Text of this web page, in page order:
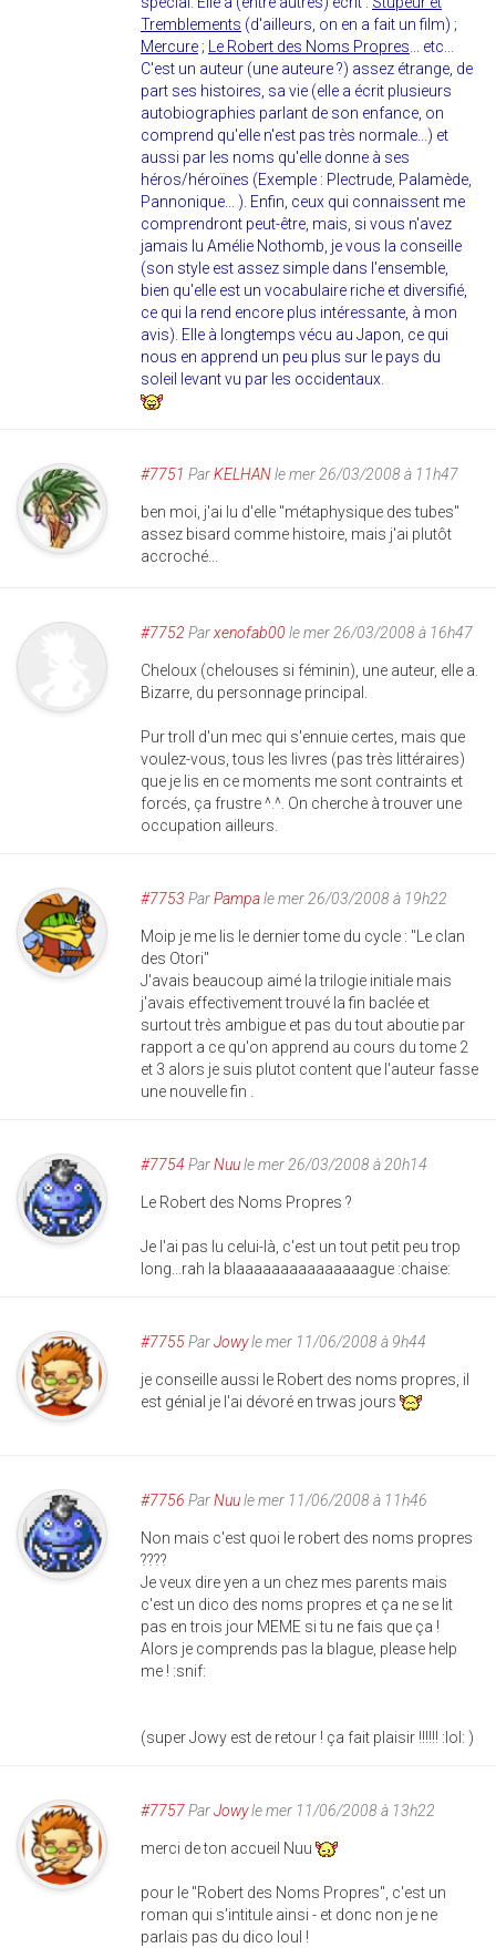
Tremblements (d'ailleurs, on en a fait un film) ;
Mercure ; Le Robert des Noms Propres ... etc...
C'est un auteur (une auteure ?) assez étrange, de
part ses histoires, sa vie (elle a écrit plusieurs
autobiographies parlant de son enfance, on
comprend qu'elle n'est pas très normale...) et
aussi par les noms qu'elle donne à ses
héros/héroïnes (Exemple : Plectrude, Palamède,
Pannonique... ). Enfin, ceux qui connaissent me
comprendront peut-être, mais, si vous n'avez
jamais lu Amélie Nothomb, je vous la conseille
(son style est assez simple dans l'ensemble,
bien qu'elle est un vocabulaire riche et diversifié,
ce qui la rend encore plus intéressante, à mon
avis). Elle à longtemps vécu au Japon, ce qui
nous en apprend un peu plus sur le pays du
soleil levant vu par les occidentaux.
#7751 ParKELHANle mer 26/03/2008 à 11h47
ben moi, j'ai lu d'elle "métaphysique des tubes"
assez bisard comme histoire, mais j'ai plutôt
accroché...
#7752 Parxenofab00 le mer 26/03/2008 à 16h47
Cheloux (chelouses si féminin), une auteur, elle a.
Bizarre, du personnage principal.
Pur troll d'un mec qui s'ennuie certes, mais que
voulez-vous, tous les livres (pas très littéraires)
que je lis en ce moments me sont contraints et
forcés, ça frustre ^.^. On cherche à trouver une
occupation ailleurs.
#7753 ParPampale mer 26/03/2008 à 19h22
Moip je me lis le dernier tome du cycle : "Le clan
des Otori"
J'avais beaucoup aimé la trilogie initiale mais
j'avais effectivement trouvé la fin baclée et
surtout très ambigue et pas du tout aboutie par
rapport a ce qu'on apprend au cours du tome 2
et 3 alors je suis plutot content que l'auteur fasse
une nouvelle fin .
#7754 ParNuule mer 26/03/2008 à 20h14
Le Robert des Noms Propres ?
Je l'ai pas lu celui-là, c'est un tout petit peu trop
long...rah la blaaaaaaaaaaaaaaague :chaise:
#7755ParJowyle mer 11/06/2008 à 9h44
je conseille aussi le Robert des noms propres, il
est génial je l'ai dévoré en trwas jours
#7756 ParNuule mer 11/06/2008 à 11h46
Non mais c'est quoi le robert des noms propres
????
Je veux dire yen a un chez mes parents mais
c'est un dico des noms propres et ça ne se lit
pas en trois jour MEME si tu ne fais que ça !
Alors je comprends pas la blague, please help
me ! :snif:
(super Jowy est de retour ! ça fait plaisir !!!!!! :lol: )
#7757ParJowyle mer 11/06/2008 à 13h22
merci de ton accueil Nuu
pour le "Robert des Noms Propres", c'est un
roman qui s'intitule ainsi - et donc non je ne
parlais pas du dico loul !